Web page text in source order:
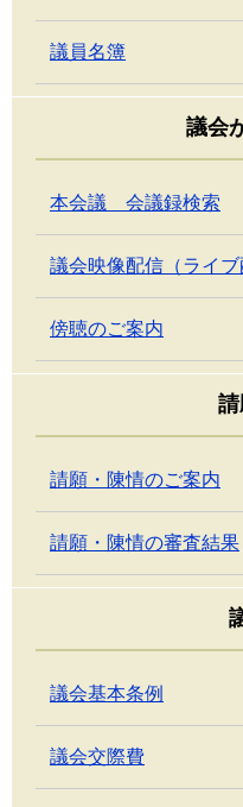
議員名簿
議会
本会議 会議録検索
議会映像配信（ライブ
傍聴のご案内
請願・陳情のご案内
請願・陳情の審査結果
議会基本条例
議会交際費